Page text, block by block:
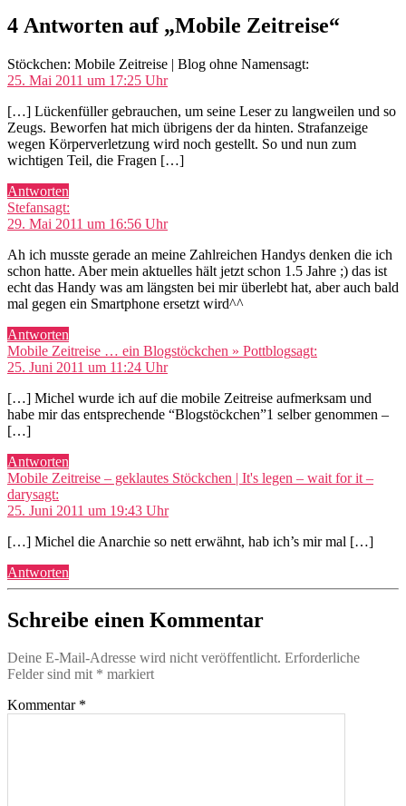
4 Antworten auf „Mobile Zeitreise“
Stöckchen: Mobile Zeitreise | Blog ohne Namensagt:
25. Mai 2011 um 17:25 Uhr
[…] Lückenfüller gebrauchen, um seine Leser zu langweilen und so
Zeugs. Beworfen hat mich übrigens der da hinten. Strafanzeige
wegen Körperverletzung wird noch gestellt. So und nun zum
wichtigen Teil, die Fragen […]
Antworten
Stefansagt:
29. Mai 2011 um 16:56 Uhr
Ah ich musste gerade an meine Zahlreichen Handys denken die ich
schon hatte. Aber mein aktuelles hält jetzt schon 1.5 Jahre ;) das ist
echt das Handy was am längsten bei mir überlebt hat, aber auch bald
mal gegen ein Smartphone ersetzt wird^^
Antworten
Mobile Zeitreise … ein Blogstöckchen » Pottblogsagt:
25. Juni 2011 um 11:24 Uhr
[…] Michel wurde ich auf die mobile Zeitreise aufmerksam und
habe mir das entsprechende “Blogstöckchen”1 selber genommen –
[…]
Antworten
Mobile Zeitreise – geklautes Stöckchen | It's legen – wait for it –
darysagt:
25. Juni 2011 um 19:43 Uhr
[…] Michel die Anarchie so nett erwähnt, hab ich’s mir mal […]
Antworten
Schreibe einen Kommentar
Deine E-Mail-Adresse wird nicht veröffentlicht. Erforderliche
Felder sind mit * markiert
Kommentar *